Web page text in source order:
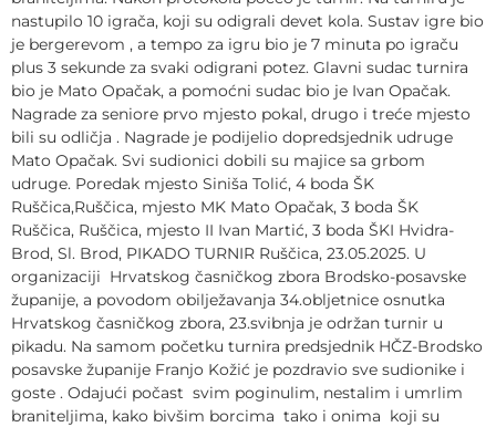
nastupilo 10 igrača, koji su odigrali devet kola. Sustav igre bio
je bergerevom , a tempo za igru bio je 7 minuta po igraču
plus 3 sekunde za svaki odigrani potez. Glavni sudac turnira
bio je Mato Opačak, a pomoćni sudac bio je Ivan Opačak.
Nagrade za seniore prvo mjesto pokal, drugo i treće mjesto
bili su odličja . Nagrade je podijelio dopredsjednik udruge
Mato Opačak. Svi sudionici dobili su majice sa grbom
udruge. Poredak mjesto Siniša Tolić, 4 boda ŠK
Ruščica,Ruščica, mjesto MK Mato Opačak, 3 boda ŠK
Ruščica, Ruščica, mjesto II Ivan Martić, 3 boda ŠKI Hvidra-
Brod, Sl. Brod, PIKADO TURNIR Ruščica, 23.05.2025. U
organizaciji Hrvatskog časničkog zbora Brodsko-posavske
županije, a povodom obilježavanja 34.obljetnice osnutka
Hrvatskog časničkog zbora, 23.svibnja je održan turnir u
pikadu. Na samom početku turnira predsjednik HČZ-Brodsko
posavske županije Franjo Kožić je pozdravio sve sudionike i
goste . Odajući počast svim poginulim, nestalim i umrlim
braniteljima, kako bivšim borcima tako i onima koji su